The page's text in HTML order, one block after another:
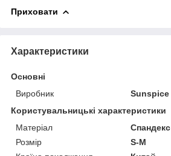
Приховати
Характеристики
Основні
Виробник
Sunspice
Користувальницькі характеристики
Матеріал
Спандекс
Розмір
S-M